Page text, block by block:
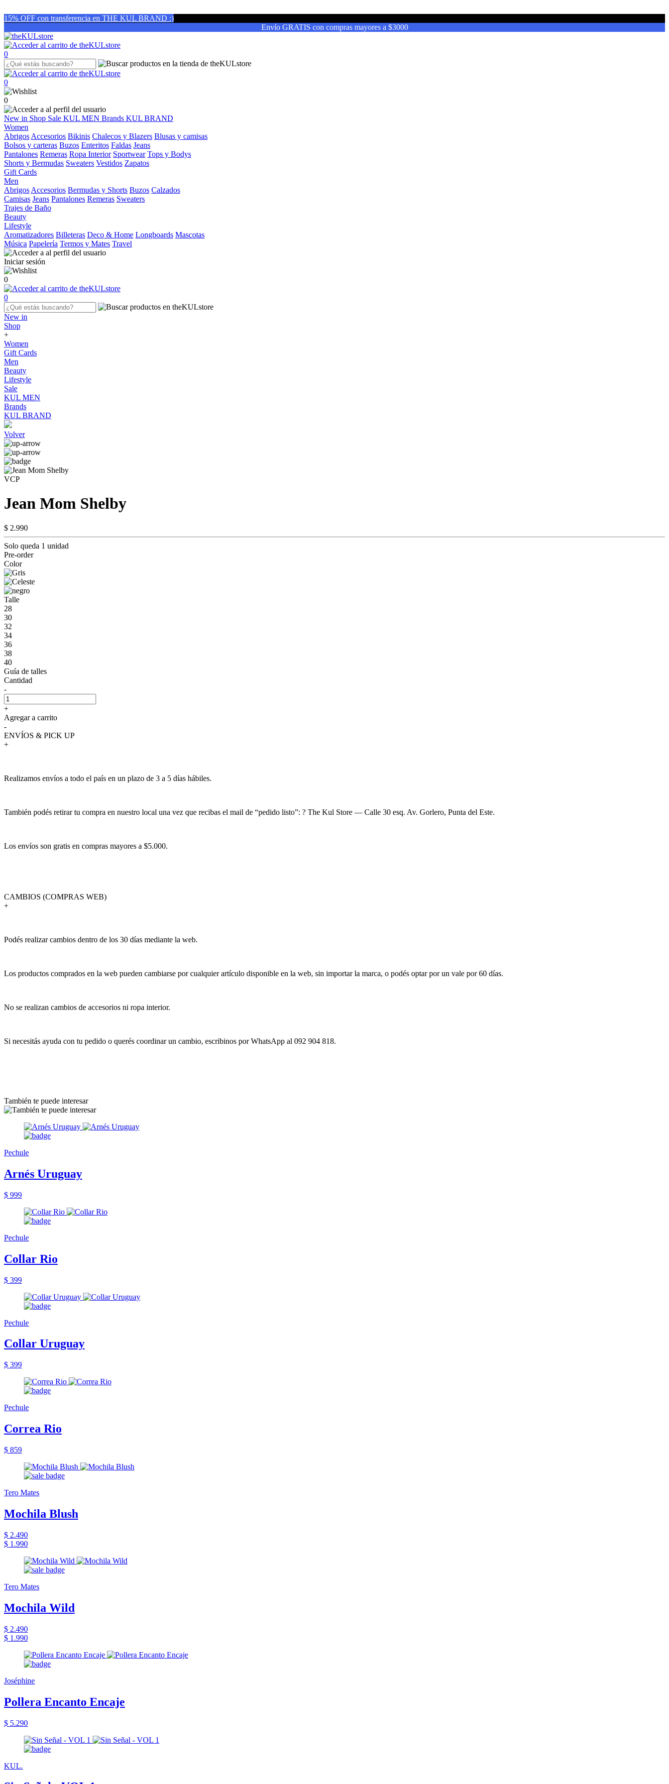
15% OFF con transferencia en THE KUL BRAND :)
Envío GRATIS con compras mayores a $3000
0
0
0
New in Shop Sale KUL MEN Brands KUL BRAND
Women
Abrigos Accesorios Bikinis Chalecos y Blazers Blusas y camisas
Bolsos y carteras Buzos Enteritos Faldas Jeans
Pantalones Remeras Ropa Interior Sportwear Tops y Bodys
Shorts y Bermudas Sweaters Vestidos Zapatos
Gift Cards
Men
Abrigos Accesorios Bermudas y Shorts Buzos Calzados
Camisas Jeans Pantalones Remeras Sweaters
Trajes de Baño
Beauty
Lifestyle
Aromatizadores Billeteras Deco & Home Longboards Mascotas
Música Papelería Termos y Mates Travel
Iniciar sesión
0
0
New in
Shop
+
Women
Gift Cards
Men
Beauty
Lifestyle
Sale
KUL MEN
Brands
KUL BRAND
Volver
VCP
Jean Mom Shelby
$ 2.990
Solo queda 1 unidad
Pre-order
Color
Talle
28
30
32
34
36
38
40
Guía de talles
Cantidad
-
+
Agregar a carrito
-
ENVÍOS & PICK UP
+
Realizamos envíos a todo el país en un plazo de 3 a 5 días hábiles.
También podés retirar tu compra en nuestro local una vez que recibas el mail de “pedido listo”: ? The Kul Store — Calle 30 esq. Av. Gorlero, Punta del Este.
Los envíos son gratis en compras mayores a $5.000.
CAMBIOS (COMPRAS WEB)
+
Podés realizar cambios dentro de los 30 días mediante la web.
Los productos comprados en la web pueden cambiarse por cualquier artículo disponible en la web, sin importar la marca, o podés optar por un vale por 60 días.
No se realizan cambios de accesorios ni ropa interior.
Si necesitás ayuda con tu pedido o querés coordinar un cambio, escribinos por WhatsApp al 092 904 818.
También te puede interesar
Pechule
Arnés Uruguay
$ 999
Pechule
Collar Rio
$ 399
Pechule
Collar Uruguay
$ 399
Pechule
Correa Rio
$ 859
Tero Mates
Mochila Blush
$ 2.490
$ 1.990
Tero Mates
Mochila Wild
$ 2.490
$ 1.990
Joséphine
Pollera Encanto Encaje
$ 5.290
KUL.